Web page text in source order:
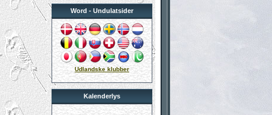
Didier Mervilde
Word - Undulatsider
Udlandske klubber
Kalenderlys